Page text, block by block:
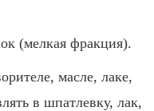
(мелкая фракция).
масле, лаке,
в шпатлевку, лак,